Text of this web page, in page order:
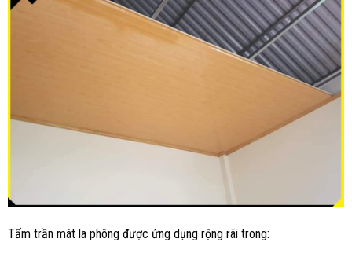
Tấm trần mát la phông được ứng dụng rộng rãi trong: